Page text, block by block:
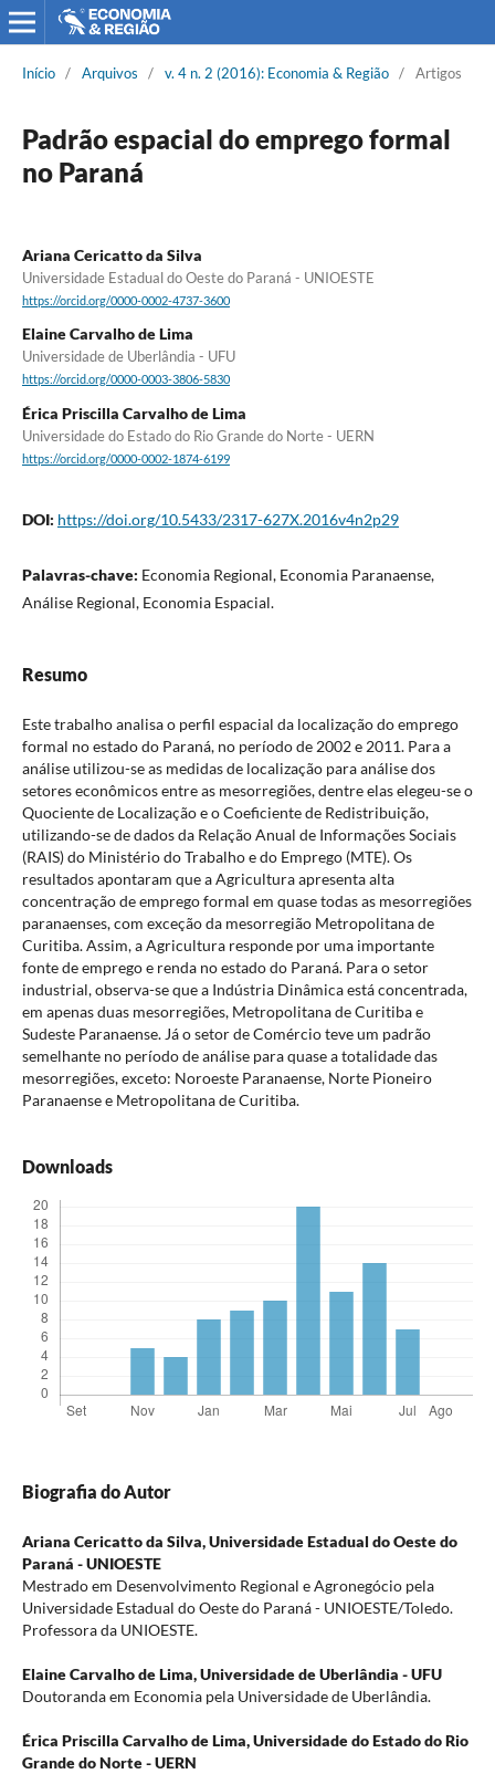
Início / Arquivos / v. 4 n. 2 (2016): Economia & Região / Artigos
Padrão espacial do emprego formal
no Paraná
Ariana Cericatto da Silva
Universidade Estadual do Oeste do Paraná - UNIOESTE
https://orcid.org/0000-0002-4737-3600
Elaine Carvalho de Lima
Universidade de Uberlândia - UFU
https://orcid.org/0000-0003-3806-5830
Érica Priscilla Carvalho de Lima
Universidade do Estado do Rio Grande do Norte - UERN
https://orcid.org/0000-0002-1874-6199
DOI: https://doi.org/10.5433/2317-627X.2016v4n2p29
Palavras-chave: Economia Regional, Economia Paranaense,
Análise Regional, Economia Espacial.
Resumo
Este trabalho analisa o perfil espacial da localização do emprego
formal no estado do Paraná, no período de 2002 e 2011. Para a
análise utilizou-se as medidas de localização para análise dos
setores econômicos entre as mesorregiões, dentre elas elegeu-se o
Quociente de Localização e o Coeficiente de Redistribuição,
utilizando-se de dados da Relação Anual de Informações Sociais
(RAIS) do Ministério do Trabalho e do Emprego (MTE). Os
resultados apontaram que a Agricultura apresenta alta
concentração de emprego formal em quase todas as mesorregiões
paranaenses, com exceção da mesorregião Metropolitana de
Curitiba. Assim, a Agricultura responde por uma importante
fonte de emprego e renda no estado do Paraná. Para o setor
industrial, observa-se que a Indústria Dinâmica está concentrada,
em apenas duas mesorregiões, Metropolitana de Curitiba e
Sudeste Paranaense. Já o setor de Comércio teve um padrão
semelhante no período de análise para quase a totalidade das
mesorregiões, exceto: Noroeste Paranaense, Norte Pioneiro
Paranaense e Metropolitana de Curitiba.
Downloads
Biografia do Autor
Ariana Cericatto da Silva,Universidade Estadual do Oeste do
Paraná - UNIOESTE
Mestrado em Desenvolvimento Regional e Agronegócio pela
Universidade Estadual do Oeste do Paraná - UNIOESTE/Toledo.
Professora da UNIOESTE.
Elaine Carvalho de Lima,Universidade de Uberlândia - UFU
Doutoranda em Economia pela Universidade de Uberlândia.
Érica Priscilla Carvalho de Lima,Universidade do Estado do Rio
Grande do Norte - UERN